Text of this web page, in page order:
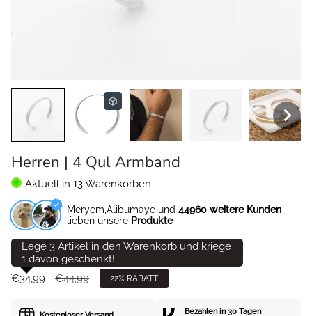
Herren | 4 Qul Armband
Aktuell in 13Warenkörben
Meryem,Alibumaye und 44960 weitere Kunden
lieben unsere Produkte
Lege 3 Artikel in den Warenkorb und kriege
1 davon geschenkt!
Verkaufspreis
€34,99
Regulärer
€44,99 22% RABATT
Bezahlen in 30 Tagen